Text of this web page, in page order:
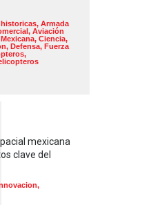
, Armada
, Aviación
, Ciencia,
, Defensa, Fuerza
,
mexicana
clave del
,